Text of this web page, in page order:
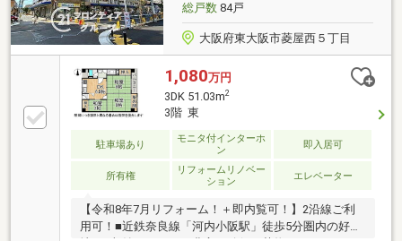
総戸数84戸
大阪府東大阪市菱屋西５丁目
1,080万円
3DK 51.03m2
3階 東
駐車場あり
モニタ付インターホ
ン
即入居可
所有権
リフォームリノベー
ション
エレベーター
【令和8年7月リフォーム！＋即内覧可！】2沿線ご利
用可！■近鉄奈良線「河内小阪駅」徒歩5分圏内の好立